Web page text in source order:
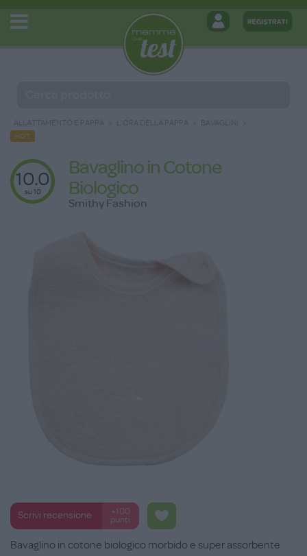
ALLATTAMENTO E PAPPA L'ORA DELLA PAPPA BAVAGLINI
HOT
10.0
su 10
Bavaglino in Cotone
Biologico
Smithy Fashion
Scrivi recensione
+100
punti
Bavaglino in cotone biologico morbido e super assorbente